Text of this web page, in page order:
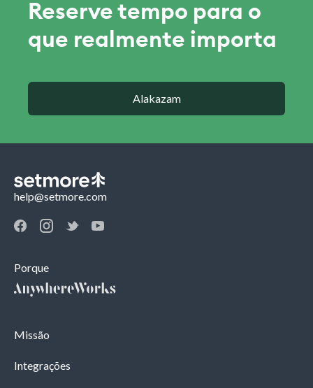
Reserve tempo para o
que realmente importa
Alakazam
help@setmore.com
Porque
Missão
Integrações